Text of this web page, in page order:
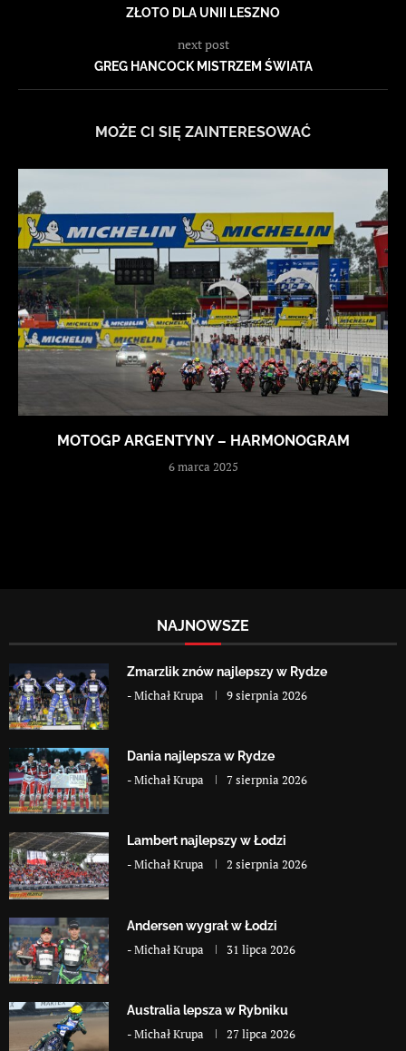
ZŁOTO DLA UNII LESZNO
next post
GREG HANCOCK MISTRZEM ŚWIATA
MOŻE CI SIĘ ZAINTERESOWAĆ
MOTOGP ARGENTYNY – HARMONOGRAM
6 marca 2025
NAJNOWSZE
Zmarzlik znów najlepszy w Rydze
-Michał Krupa 9 sierpnia 2026
Dania najlepsza w Rydze
-Michał Krupa 7 sierpnia 2026
Lambert najlepszy w Łodzi
-Michał Krupa 2 sierpnia 2026
Andersen wygrał w Łodzi
-Michał Krupa 31 lipca 2026
Australia lepsza w Rybniku
-Michał Krupa 27 lipca 2026